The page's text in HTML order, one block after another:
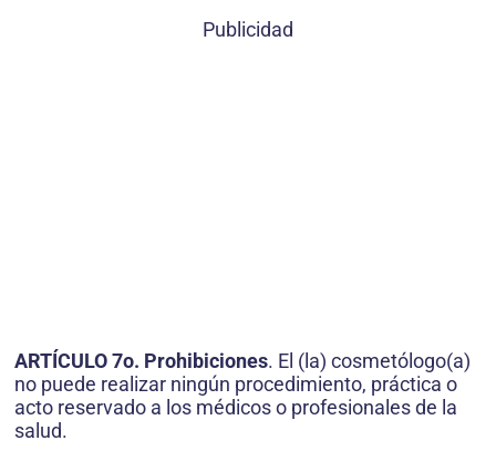
Publicidad
ARTÍCULO 7o. Prohibiciones. El (la) cosmetólogo(a)
no puede realizar ningún procedimiento, práctica o
acto reservado a los médicos o profesionales de la
salud.